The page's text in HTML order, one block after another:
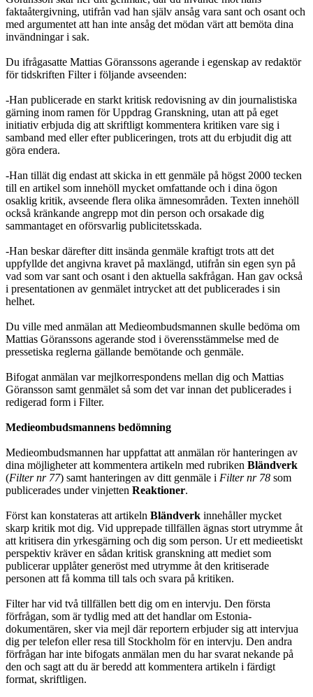
faktaåtergivning, utifrån vad han själv ansåg vara sant och osant och
med argumentet att han inte ansåg det mödan värt att bemöta dina
invändningar i sak.
Du ifrågasatte Mattias Göranssons agerande i egenskap av redaktör
för tidskriften Filter i följande avseenden:
-Han publicerade en starkt kritisk redovisning av din journalistiska
gärning inom ramen för Uppdrag Granskning, utan att på eget
initiativ erbjuda dig att skriftligt kommentera kritiken vare sig i
samband med eller efter publiceringen, trots att du erbjudit dig att
göra endera.
-Han tillät dig endast att skicka in ett genmäle på högst 2000 tecken
till en artikel som innehöll mycket omfattande och i dina ögon
osaklig kritik, avseende flera olika ämnesområden. Texten innehöll
också kränkande angrepp mot din person och orsakade dig
sammantaget en oförsvarlig publicitetsskada.
-Han beskar därefter ditt insända genmäle kraftigt trots att det
uppfyllde det angivna kravet på maxlängd, utifrån sin egen syn på
vad som var sant och osant i den aktuella sakfrågan. Han gav också
i presentationen av genmälet intrycket att det publicerades i sin
helhet.
Du ville med anmälan att Medieombudsmannen skulle bedöma om
Mattias Göranssons agerande stod i överensstämmelse med de
pressetiska reglerna gällande bemötande och genmäle.
Bifogat anmälan var mejlkorrespondens mellan dig och Mattias
Göransson samt genmälet så som det var innan det publicerades i
redigerad form i Filter.
Medieombudsmannens bedömning
Medieombudsmannen har uppfattat att anmälan rör hanteringen av
dina möjligheter att kommentera artikeln med rubriken Bländverk
(Filter nr 77) samt hanteringen av ditt genmäle i Filter nr 78 som
publicerades under vinjetten Reaktioner.
Först kan konstateras att artikeln Bländverk innehåller mycket
skarp kritik mot dig. Vid upprepade tillfällen ägnas stort utrymme åt
att kritisera din yrkesgärning och dig som person. Ur ett medieetiskt
perspektiv kräver en sådan kritisk granskning att mediet som
publicerar upplåter generöst med utrymme åt den kritiserade
personen att få komma till tals och svara på kritiken.
Filter har vid två tillfällen bett dig om en intervju. Den första
förfrågan, som är tydlig med att det handlar om Estonia-
dokumentären, sker via mejl där reportern erbjuder sig att intervjua
dig per telefon eller resa till Stockholm för en intervju. Den andra
förfrågan har inte bifogats anmälan men du har svarat nekande på
den och sagt att du är beredd att kommentera artikeln i färdigt
format, skriftligen.